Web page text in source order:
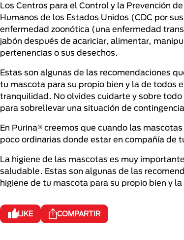
Los Centros para el Control y la Prevención
Humanos de los Estados Unidos (CDC por
enfermedad zoonótica (una enfermedad
jabón después de acariciar, alimentar,
pertenencias o sus desechos.
Estas son algunas de las recomendaciones
tu mascota para su propio bien y la de todos
tranquilidad. No olvides cuidarte y sobre
para sobrellevar una situación de
En Purina® creemos que cuando las
poco ordinarias donde estar en compañía de
La higiene de las mascotas es muy
saludable. Estas son algunas de las
higiene de tu mascota para su propio bien y
LIKE COMPARTIR